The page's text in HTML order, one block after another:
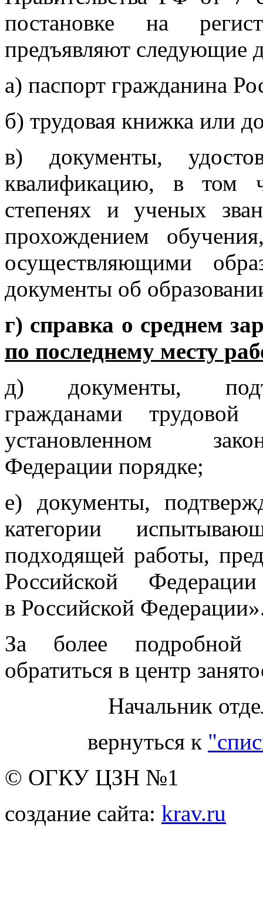
постановке на
предъявляют следующие
а) паспорт гражданина
б) трудовая книжка или
в) документы,
квалификацию, в том
степенях и ученых
прохождением
осуществляющими
документы об
г) справка о среднем
по последнему месту
д) документы,
гражданами
установленном
Федерации порядке;
е) документы,
категории
подходящей работы,
Российской
в Российской
За более подробной
обратиться в центр
Начальник
вернуться к
© ОГКУ ЦЗН №1
создание сайта: krav.ru